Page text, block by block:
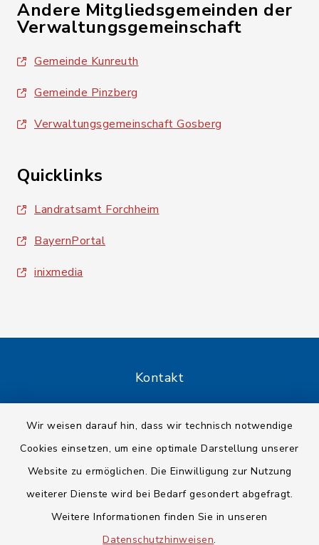
Wir weisen darauf hin, dass wir technisch notwendige
Cookies einsetzen, um eine optimale Darstellung unserer
Website zu ermöglichen. Die Einwilligung zur Nutzung
weiterer Dienste wird bei Bedarf gesondert abgefragt.
Weitere Informationen finden Sie in unseren
Datenschutzhinweisen.
Andere Mitgliedsgemeinden der
Verwaltungsgemeinschaft
Gemeinde Kunreuth
Gemeinde Pinzberg
Verwaltungsgemeinschaft Gosberg
Quicklinks
Landratsamt Forchheim
BayernPortal
inixmedia
Kontakt
Datenschutz
Impressum
Sitemap